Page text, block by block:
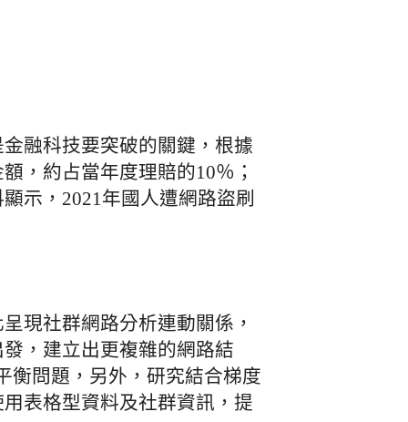
融科技要突破的關鍵，根據
，約占當年度理賠的10％；
示，2021年國人遭網路盜刷
現社群網路分析連動關係，
，建立出更複雜的網路結
衡問題，另外，研究結合梯度
表格型資料及社群資訊，提